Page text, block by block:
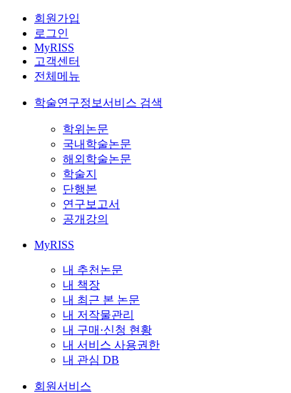
회원가입
로그인
MyRISS
고객센터
전체메뉴
학술연구정보서비스 검색
학위논문
국내학술논문
해외학술논문
학술지
단행본
연구보고서
공개강의
MyRISS
내 추천논문
내 책장
내 최근 본 논문
내 저작물관리
내 구매·신청 현황
내 서비스 사용권한
내 관심 DB
회원서비스